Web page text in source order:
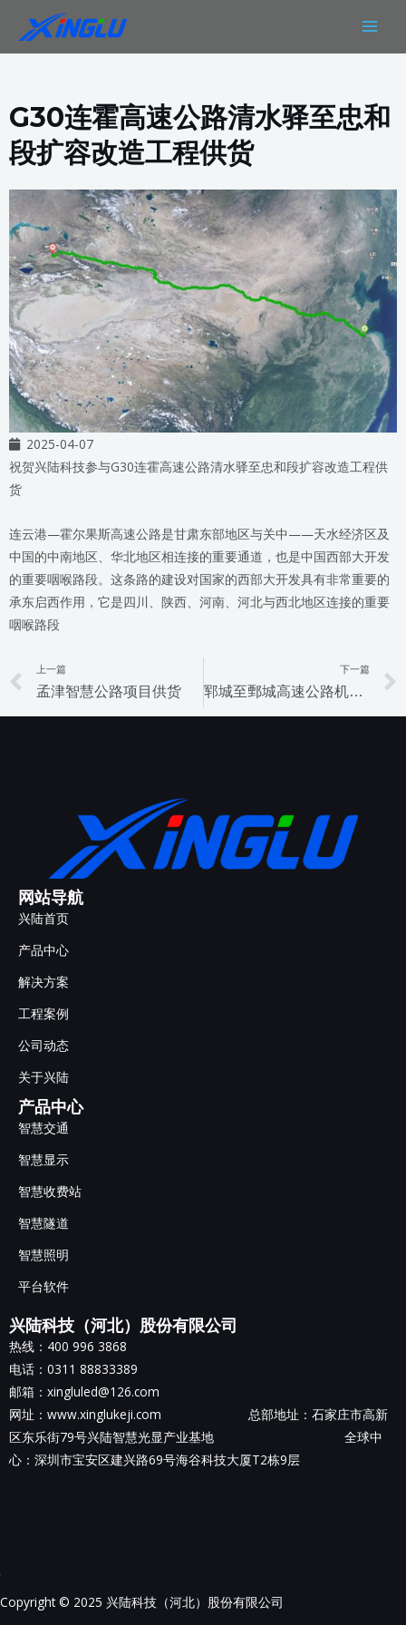
内
G30连霍高速公路清水驿至忠和
段扩容改造工程供货
2025-04-07
祝贺兴陆科技参与G30连霍高速公路清水驿至忠和段扩容改造工程供
货
连云港—霍尔果斯高速公路是甘肃东部地区与关中——天水经济区及
中国的中南地区、华北地区相连接的重要通道，也是中国西部大开发
的重要咽喉路段。这条路的建设对国家的西部大开发具有非常重要的
承东启西作用，它是四川、陕西、河南、河北与西北地区连接的重要
咽喉路段
Prev
上一篇
孟津智慧公路项目供货
下一篇
郓城至鄄城高速公路机电工程项目供货
网站导航
兴陆首页
产品中心
解决方案
工程案例
公司动态
关于兴陆
产品中心
智慧交通
智慧显示
智慧收费站
智慧隧道
智慧照明
平台软件
兴陆科技（河北）股份有限公司
热线：400 996 3868
电话：0311 88833389
邮箱：xingluled@126.com
网址：www.xinglukeji.com 总部地址： 石家庄市高新
区东乐街79号兴陆智慧光显产业基地 全球中
心：深圳市宝安区建兴路69号海谷科技大厦T2栋9层
Copyright © 2025 兴陆科技（河北）股份有限公司